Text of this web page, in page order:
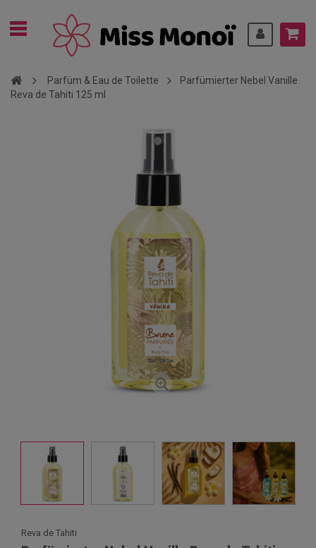
Parfüm & Eau de Toilette
Parfümierter Nebel Vanille
Reva de Tahiti 125 ml
Reva de Tahiti